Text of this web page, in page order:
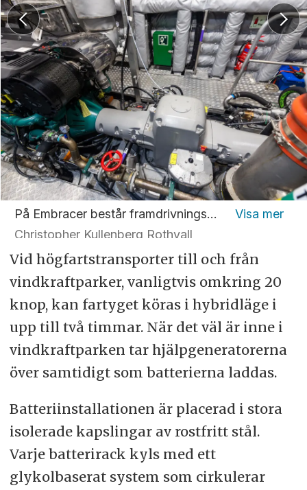
På Embracer består framdrivningssystemet av en Volvo Penta D13-huvudmotor, en Volvo Penta D8-hjälpmotor samt en elmotor från Danfoss, alla kopplade till IPS-systemet.
Christopher Kullenberg Rothvall
Vid högfartstransporter till och från
vindkraftparker, vanligtvis omkring 20
knop, kan fartyget köras i hybridläge i
upp till två timmar. När det väl är inne i
vindkraftparken tar hjälpgeneratorerna
över samtidigt som batterierna laddas.
Batteriinstallationen är placerad i stora
isolerade kapslingar av rostfritt stål.
Varje batterirack kyls med ett
glykolbaserat system som cirkulerar